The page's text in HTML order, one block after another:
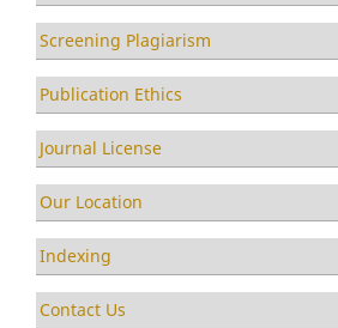
Screening Plagiarism
Publication Ethics
Journal License
Our Location
Indexing
Contact Us